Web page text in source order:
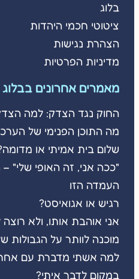
בלוג
ציטוטי חכמי היהדות
הצהרת נגישות
מדיניות הפרטיות
מאמרים אחרונים בבלוג
החוק נגד הצדק: למה
מה התוכן הפנימי של
שלום בית אמיתי או
"ככה אני, זה האופי שלי"
העמדה הזו
רגיש או אגואיסט?
אני אוהבת אותו, ולא
מוכנה לוותר על הגבולות
למה אשתי מדברת עם
במקום לדבר איתי?